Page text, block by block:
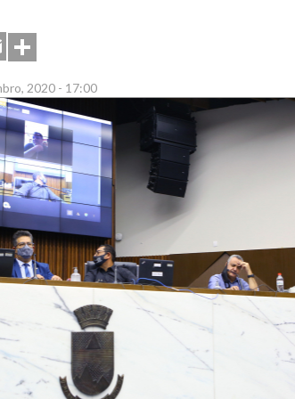
Email
2020 - 17:00